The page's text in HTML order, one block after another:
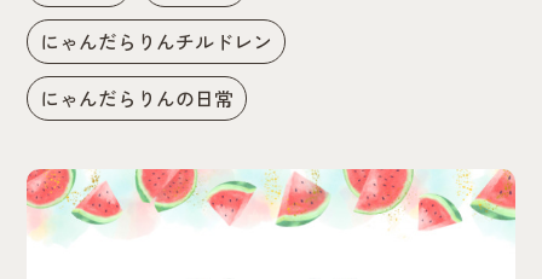
にゃんだらりんチルドレン
にゃんだらりんの日常